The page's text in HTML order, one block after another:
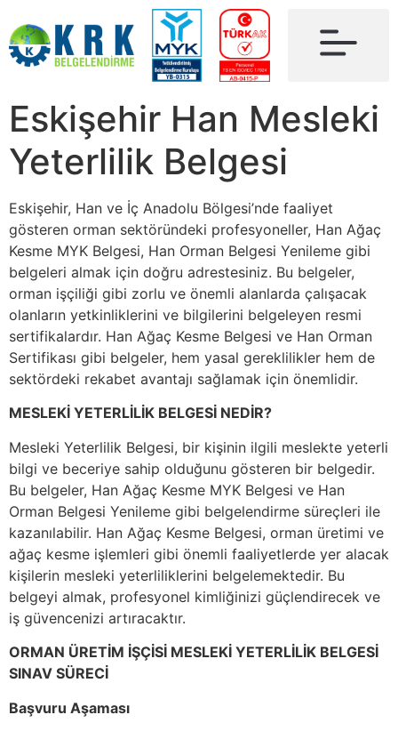
Eskişehir Han Mesleki
Yeterlilik Belgesi
Eskişehir, Han ve İç Anadolu Bölgesi’nde faaliyet
gösteren orman sektöründeki profesyoneller, Han Ağaç
Kesme MYK Belgesi, Han Orman Belgesi Yenileme gibi
belgeleri almak için doğru adrestesiniz. Bu belgeler,
orman işçiliği gibi zorlu ve önemli alanlarda çalışacak
olanların yetkinliklerini ve bilgilerini belgeleyen resmi
sertifikalardır. Han Ağaç Kesme Belgesi ve Han Orman
Sertifikası gibi belgeler, hem yasal gereklilikler hem de
sektördeki rekabet avantajı sağlamak için önemlidir.
MESLEKİ YETERLİLİK BELGESİ NEDİR?
Mesleki Yeterlilik Belgesi, bir kişinin ilgili meslekte yeterli
bilgi ve beceriye sahip olduğunu gösteren bir belgedir.
Bu belgeler, Han Ağaç Kesme MYK Belgesi ve Han
Orman Belgesi Yenileme gibi belgelendirme süreçleri ile
kazanılabilir. Han Ağaç Kesme Belgesi, orman üretimi ve
ağaç kesme işlemleri gibi önemli faaliyetlerde yer alacak
kişilerin mesleki yeterliliklerini belgelemektedir. Bu
belgeyi almak, profesyonel kimliğinizi güçlendirecek ve
iş güvencenizi artıracaktır.
ORMAN ÜRETİM İŞÇİSİ MESLEKİ YETERLİLİK BELGESİ
SINAV SÜRECİ
Başvuru Aşaması